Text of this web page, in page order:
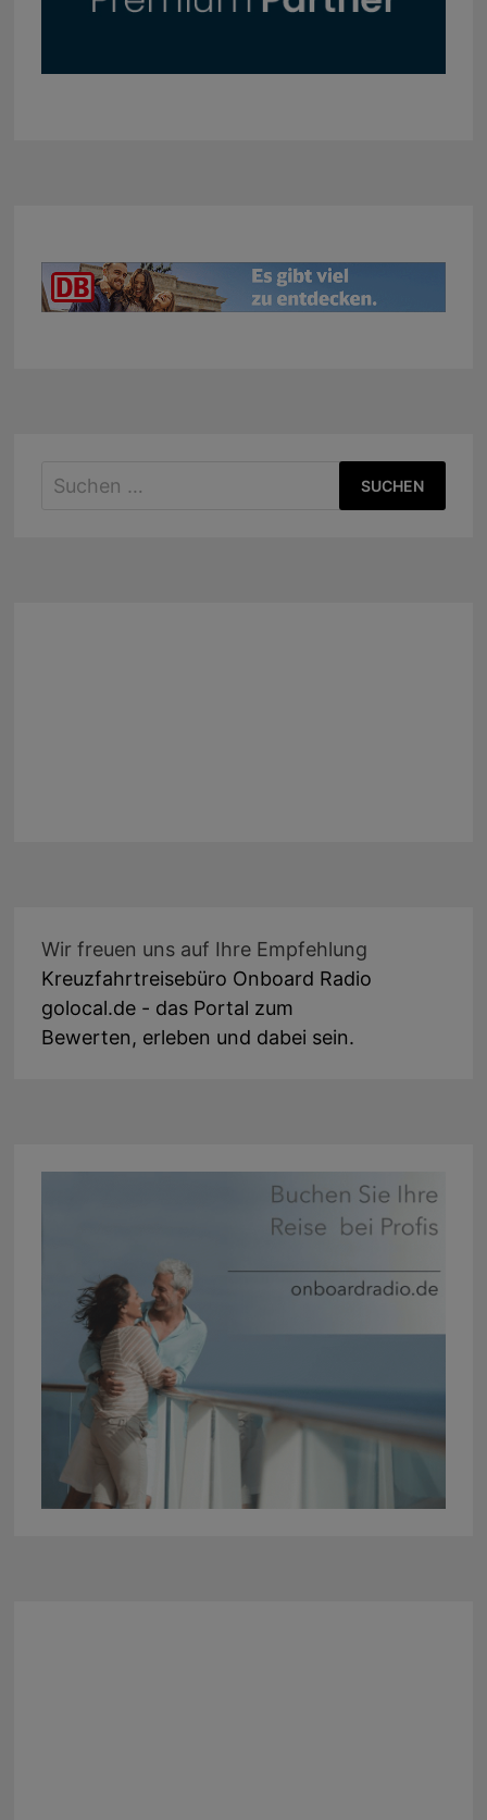
Suchen
Wir freuen uns auf Ihre Empfehlung
Kreuzfahrtreisebüro Onboard Radio
golocal.de - das Portal zum
Bewerten, erleben und dabei sein.